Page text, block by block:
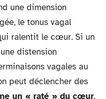
une dimension
le tonus vagal
ralentit le cœur. Si un
distension
vagales au
peut déclencher des
un « raté » du cœur.